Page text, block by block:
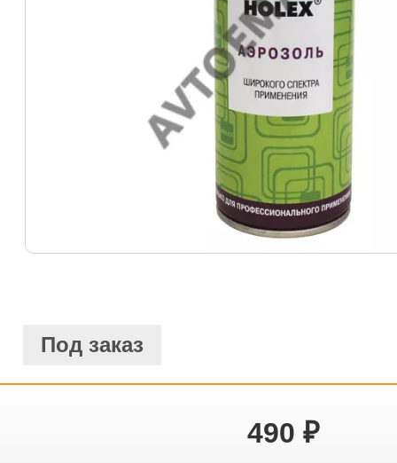
Под заказ
490 ₽